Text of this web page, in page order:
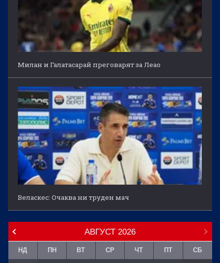
Милан и Галатасарай преговарят за Леао
Веласкес: Очаква ни труден мач
АВГУСТ 2026
НД ПН ВТ СР ЧТ ПТ СБ